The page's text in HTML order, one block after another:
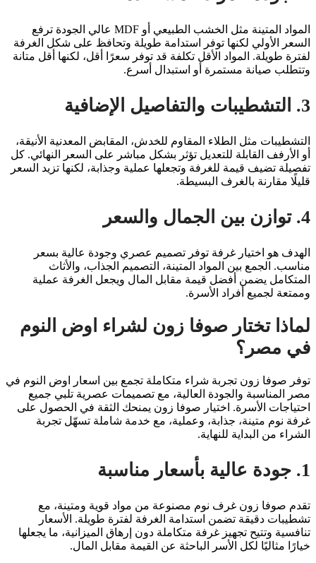
المواد المتينة مثل الخشب الطبيعي أو MDF عالي الجودة ترفع
السعر الأولي لكنها توفر استدامة طويلة وتحافظ على شكل الغرفة
لفترة طويلة. المواد الأقل تكلفة قد توفر سعرًا أقل، لكنها أقل متانة
وتتطلب صيانة مستمرة أو استبدال أسرع.
3. التشطيبات والتفاصيل الإضافية
التشطيبات مثل الطلاء المقاوم للخدش، المقابض المعدنية الأنيقة،
أو الأرفف القابلة للتعديل تؤثر بشكل مباشر على السعر النهائي. كل
تفصيلة تضيف قيمة للغرفة وتجعلها عملية وجذابة، لكنها تزيد السعر
قليلًا مقارنة بالغرف البسيطة.
4. توازن بين الجمال والسعر
الهدف هو اختيار غرفة توفر تصميم عصري وجودة عالية بسعر
مناسب. الجمع بين المواد المتينة، التصميم الجذاب، والأثاث
المتكامل يضمن أفضل قيمة مقابل المال ويجعل الغرفة عملية
وممتعة لجميع أفراد الأسرة.
لماذا تختار صوفا زون لشراء اوض النوم
في مصر؟
توفر صوفا زون تجربة شراء متكاملة تجمع بين اسعار اوض النوم في
مصر المناسبة والجودة العالية، مع تصميمات عصرية تلبي جميع
احتياجات الأسرة. اختيار صوفا زون يمنحك الثقة في الحصول على
غرفة نوم متينة، جذابة، وعملية، مع خدمة شاملة تسهّل تجربة
الشراء من البداية للنهاية.
1. جودة عالية بأسعار مناسبة
تقدم صوفا زون غرف نوم مصنوعة من مواد قوية ومتينة، مع
تشطيبات دقيقة تضمن استدامة الغرفة لفترة طويلة. الأسعار
تنافسية وتتيح تجهيز غرفة متكاملة دون إرهاق الميزانية، ما يجعلها
خيارًا مثاليًا لكل الأسر الباحثة عن القيمة مقابل المال.